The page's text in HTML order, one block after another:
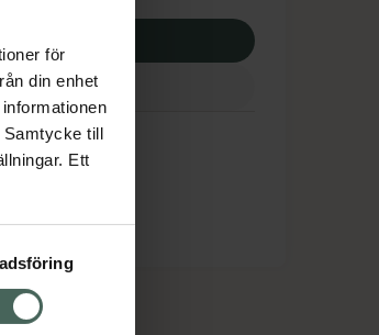
för
din enhet
Samtycke till
Ett